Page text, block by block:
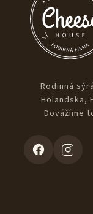
Rodinná
Holandska,
Dovážíme